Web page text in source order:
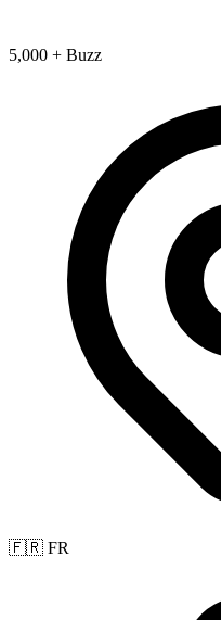
5,000 + Buzz
🇫🇷 FR